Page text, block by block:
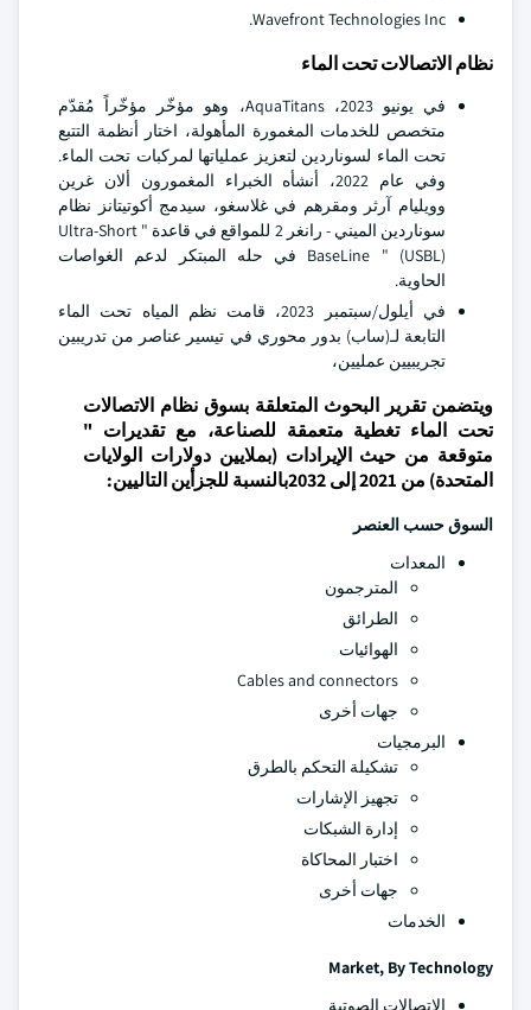
Wavefront Technologies Inc.
نظام الاتصالات تحت الماء
في يونيو 2023، AquaTitans، وهو مؤخّر مؤخّراً مُقدّم
متخصص للخدمات المغمورة المأهولة، اختار أنظمة التتبع
تحت الماء لسوناردين لتعزيز عملياتها لمركبات تحت الماء.
وفي عام 2022، أنشأه الخبراء المغمورون ألان غرين
وويليام آرثر ومقرهم في غلاسغو، سيدمج أكوتيتانز نظام
سوناردين الميني - رانغر 2 للمواقع في قاعدة " Ultra-Short
BaseLine " (USBL) في حله المبتكر لدعم الغواصات
الحاوية.
في أيلول/سبتمبر 2023، قامت نظم المياه تحت الماء
التابعة لـ(ساب) بدور محوري في تيسير عناصر من تدريبين
تجريبيين عمليين،
ويتضمن تقرير البحوث المتعلقة بسوق نظام الاتصالات
تحت الماء تغطية متعمقة للصناعة، مع تقديرات "
متوقعة من حيث الإيرادات (بملايين دولارات الولايات
المتحدة) من 2021 إلى 2032بالنسبة للجزأين التاليين:
السوق حسب العنصر
المعدات
المترجمون
الطرائق
الهوائيات
Cables and connectors
جهات أخرى
البرمجيات
تشكيلة التحكم بالطرق
تجهيز الإشارات
إدارة الشبكات
اختبار المحاكاة
جهات أخرى
الخدمات
Market, By Technology
الاتصالات الصوتية